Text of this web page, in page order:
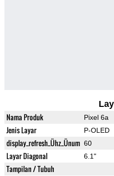
Nama Produk Pixel 6a
Jenis Layar P-OLED
display_refresh_Ühz_Ünum 60
Layar Diagonal 6.1"
Tampilan / Tubuh